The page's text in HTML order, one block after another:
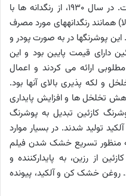
توسعه پوشرنگ­های کازئین ادامه داشت. در سال 1930، از رنگ­دانه ­ها با
رنگ­دانه­های مورد مصرف
این پوشرنگ­ها در به صورت پودر و
دارای قیمت پایین بود و این
ارائه می ­کردند و اعمال
و لکه ­پذیری بالای آن­ها بود.
تخلخل­ ها و افزایش پایداری
کازئین تبدیل به پوشرنگ
سال 1920، رزین­های آلکید تولید شدند. در بسیار موارد
منظور تسریع خشک­ شدن فیلم
از رزین، به پایدارکننده و
روغن خشک­ کن و آلکید، پیونده